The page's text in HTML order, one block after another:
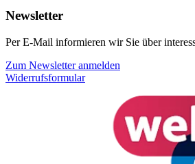
Newsletter
Per E-Mail informieren wir Sie über
Zum Newsletter anmelden
Widerrufsformular